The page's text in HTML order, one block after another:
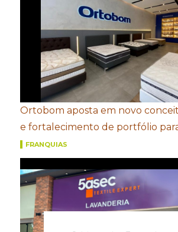
Ortobom aposta em novo
e fortalecimento de portfólio
FRANQUIAS